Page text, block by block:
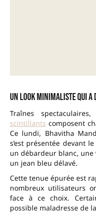
Un look minimaliste qui
Traînes
scintillants composent
Ce lundi, Bhavitha
s’est présentée devant
un débardeur blanc,
un jean bleu délavé.
Cette tenue épurée est
nombreux utilisateurs
face à ce choix.
possible maladresse de